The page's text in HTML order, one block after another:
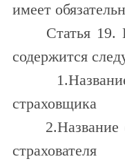
имеет
Статья 19. В
содержится
1.Название
страховщика
2.Название